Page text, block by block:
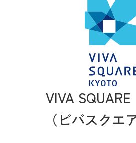
VIVA SQUARE
（ビバスクエ